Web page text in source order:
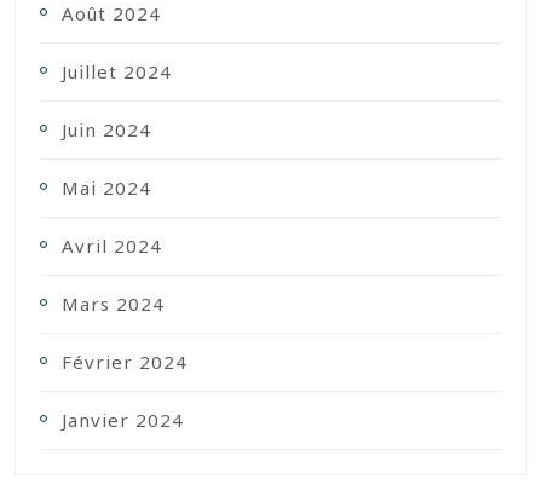
Août 2024
Juillet 2024
Juin 2024
Mai 2024
Avril 2024
Mars 2024
Février 2024
Janvier 2024